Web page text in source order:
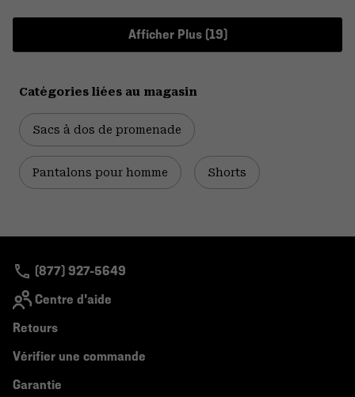
Afficher Plus (19)
Catégories liées au magasin
Sacs à dos de promenade
Pantalons pour homme Shorts
(877) 927-5649
Centre d'aide
Retours
Vérifier une commande
Garantie